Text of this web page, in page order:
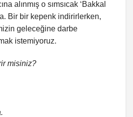
alınmış o sımsıcak ‘Bakkal
Bir bir kepenk indirirlerken,
geleceğine darbe
istemiyoruz.
misiniz?